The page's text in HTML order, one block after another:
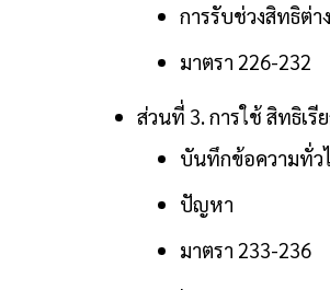
การรับช่วงสิทธิต่
มาตรา 226-232
ส่วนที่ 3. การใช้ สิทธิเรี
บันทึกข้อความทั่ว
ปัญหา
มาตรา 233-236